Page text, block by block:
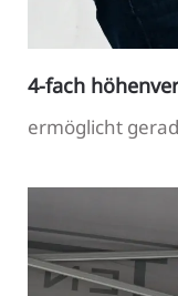
4-fach
ermöglicht